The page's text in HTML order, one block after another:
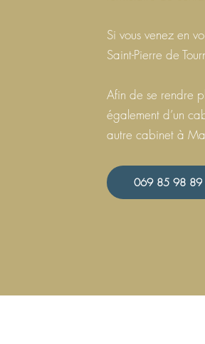
Si vous venez en
Saint-Pierre de
Afin de se rendre
également d’un
autre cabinet à
069 85 98 89